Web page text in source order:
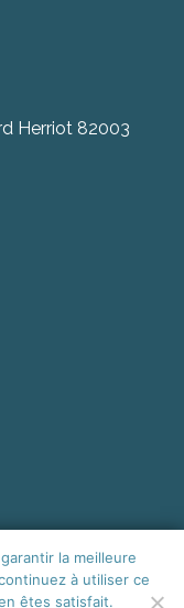
Herriot 82003
la meilleure
à utiliser ce
êtes satisfait.